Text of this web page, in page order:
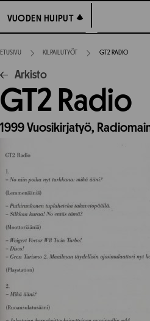
suoraan
sisältöön
VUODEN HUIPUT
VUODEN HUIPUT
ETUSIVU KILPAILUTYÖT GT2 RADIO
Arkisto
GT2 Radio
1999Vuosikirjatyö,